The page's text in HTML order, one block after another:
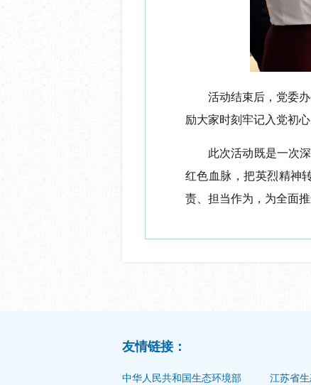
活动结束后，党委
励大家时刻牢记入党初
此次活动既是一次
红色血脉，把英烈精神
责、担当作为，为全面
友情链接：
中华人民共和国生态环境部 江苏省